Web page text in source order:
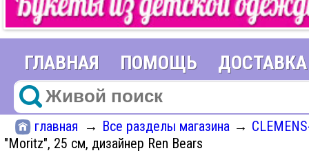
ГЛАВНАЯ ПОМОЩЬ ДОСТАВКА
главная → Все разделы магазина →
"Moritz", 25 см, дизайнер Ren Bears